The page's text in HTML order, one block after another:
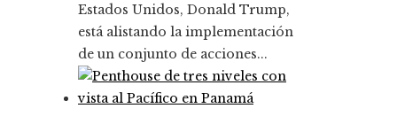
Estados Unidos, Donald Trump,
está alistando la implementación
de un conjunto de acciones...